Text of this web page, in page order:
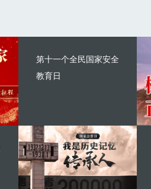
第十一个全民国家安全
教育日